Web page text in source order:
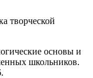
творческой
основы и
школьников.